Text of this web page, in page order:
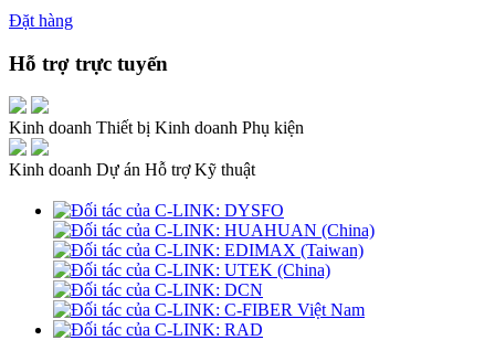
Đặt hàng
Hỗ trợ trực tuyến
Kinh doanh Thiết bị Kinh doanh Phụ kiện
Kinh doanh Dự án Hỗ trợ Kỹ thuật